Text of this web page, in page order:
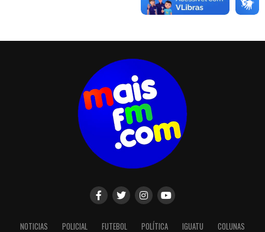
NOTICIAS POLICIAL FUTEBOL POLÍTICA IGUATU COLUNAS